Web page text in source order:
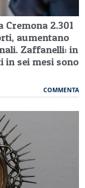
Cremona 2.301
aumentano
Zaffanelli: in
sei mesi sono
COMMENTA